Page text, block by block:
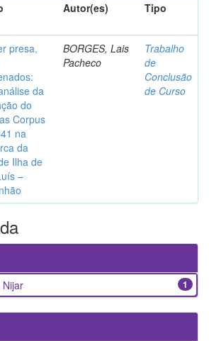
Autor(es) Tipo
presa,
da
do
Corpus
na
da
Ilha de
–
BORGES, Lais
Pacheco
Trabalho
de
Conclusão
de Curso
1
Nijar